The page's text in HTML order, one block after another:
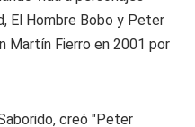
El Hombre Bobo y Peter
Martín Fierro en 2001 por
creó "Peter